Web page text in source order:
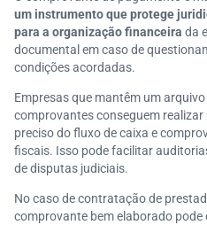
um instrumento que protege
para a organização financeira da
documental em caso de
condições acordadas.
Empresas que mantêm um
comprovantes conseguem
preciso do fluxo de caixa e
fiscais. Isso pode facilitar
de disputas judiciais.
No caso de contratação de
comprovante bem elaborado